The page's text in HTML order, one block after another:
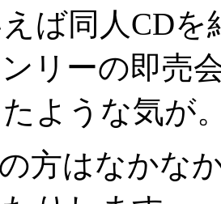
ば同人CD
リーの即売
ような気が
方はなかな